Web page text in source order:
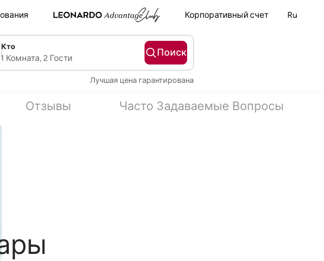
Корпоративный счет Ru
Кто
Username
1 Комната, 2 Гости
Поиск
Лучшая цена гарантирована
Отзывы Часто Задаваемые Вопросы